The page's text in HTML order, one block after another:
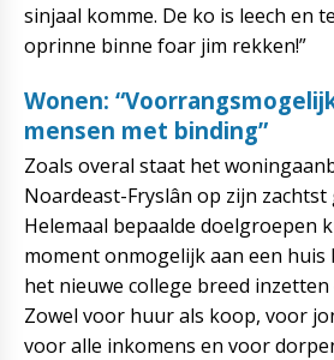
sinjaal komme. De ko is leech en
oprinne binne foar jim rekken!”
Wonen:
mensen met binding”
Zoals overal staat het
Noardeast-Fryslân op zijn
Helemaal bepaalde doelgroepen
moment onmogelijk aan een huis
het nieuwe college breed
Zowel voor huur als koop, voor
voor alle inkomens en voor